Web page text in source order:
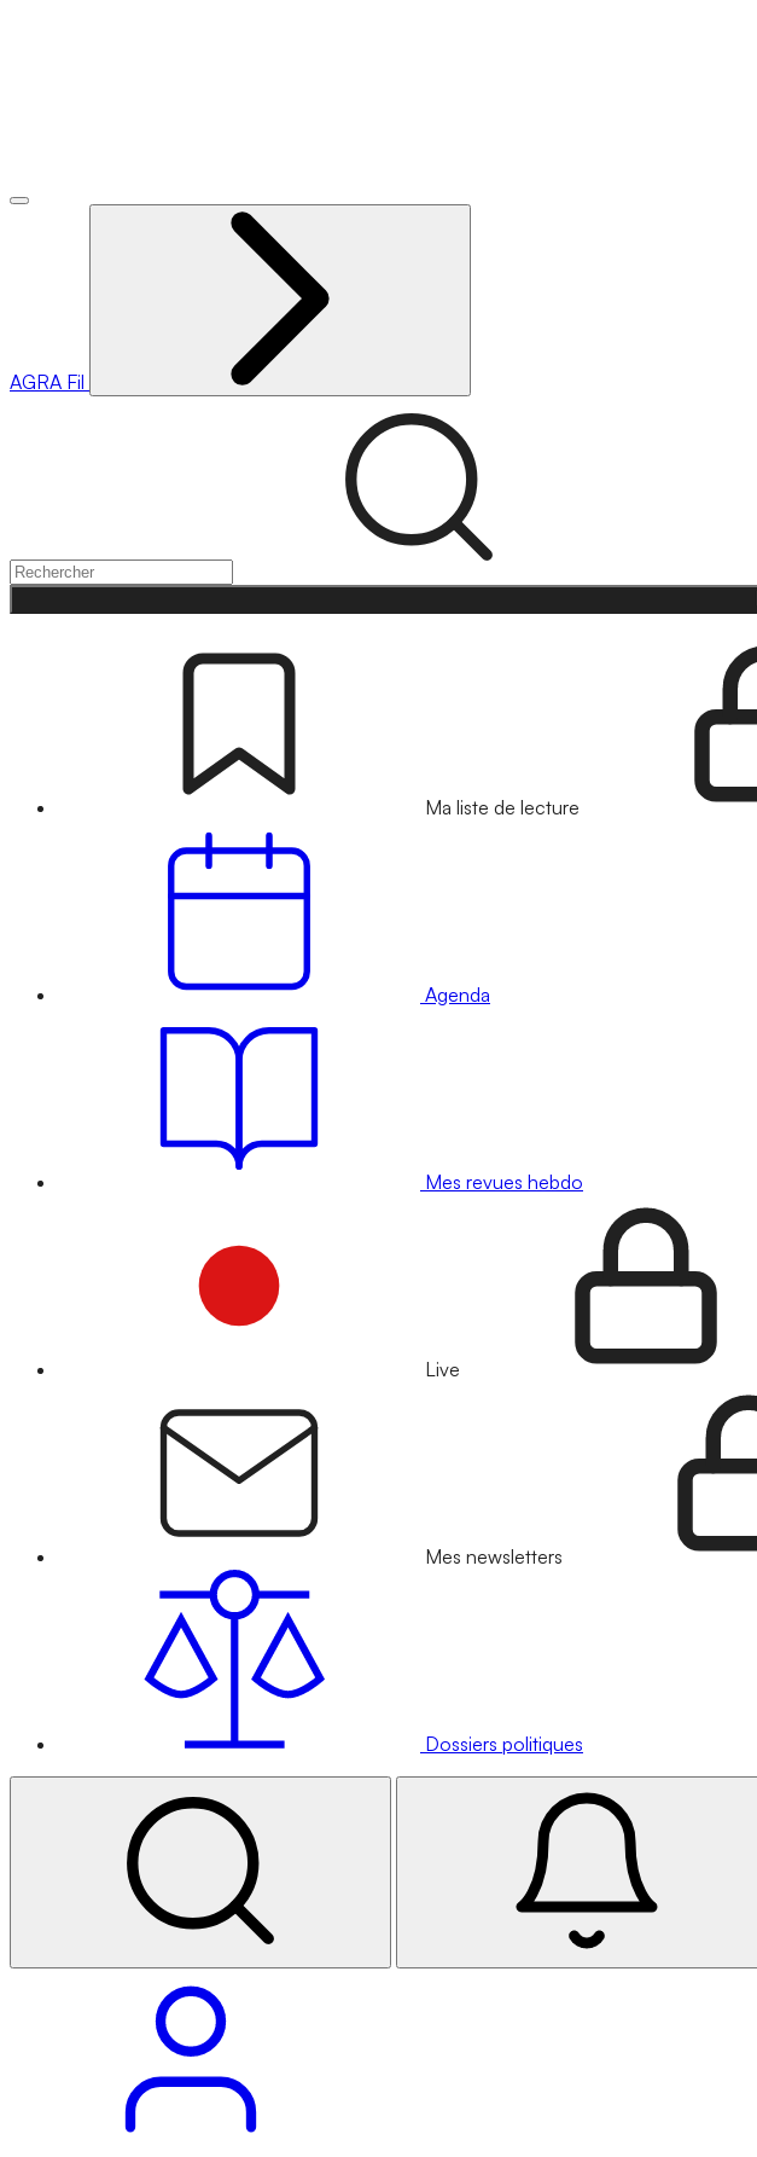
AGRA Fil
Ma liste de lecture
Agenda
Mes revues hebdo
Live
Mes newsletters
Dossiers politiques